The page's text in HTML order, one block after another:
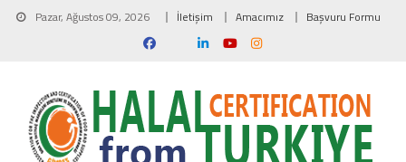
Skip to content
Pazar, Ağustos 09, 2026 İletişim Amacımız Başvuru Formu